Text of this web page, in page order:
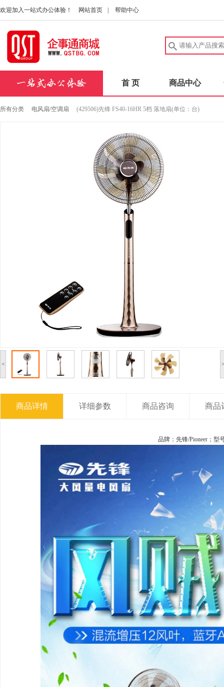
欢迎加入一站式办公体验！ 网站首页 帮助中心
首 页 商品中心
所有分类 电风扇/空调扇 (429506)先锋 FS40-16HR 5档 落地扇(单位：台)
<
商品详情 详细参数 商品咨询 商品
品牌：先锋/Pioneer；型